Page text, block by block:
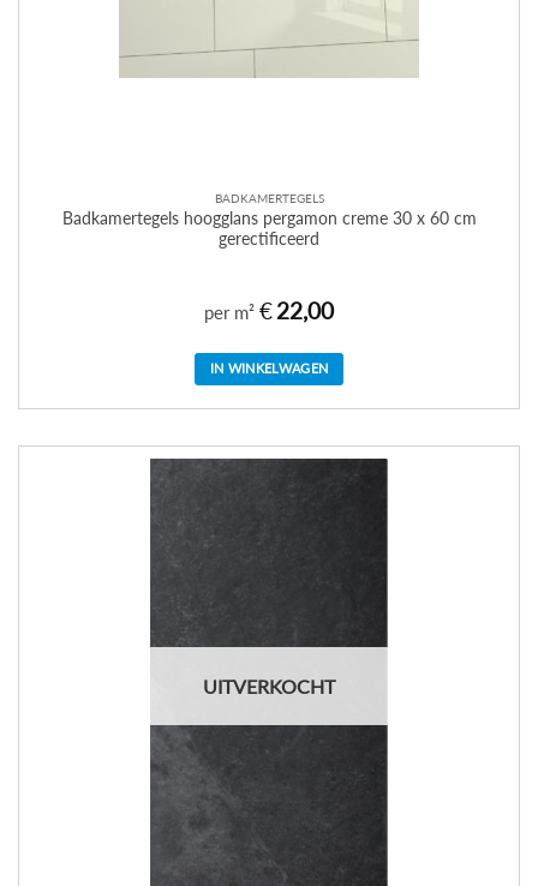
BADKAMERTEGELS
Badkamertegels hoogglans pergamon creme 30 x 60 cm
gerectificeerd
per m² €22,00
IN WINKELWAGEN
UITVERKOCHT